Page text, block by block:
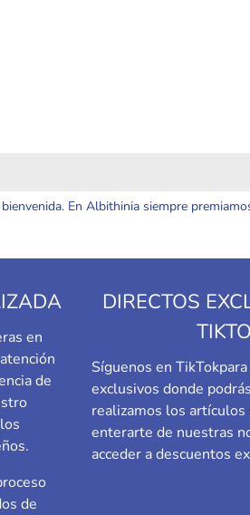
En Albithinia siempre
en
de
de
DIRECTOS
Síguenos en TikTok
exclusivos donde
realizamos los artículos
enterarte de nuestras
acceder a descuentos